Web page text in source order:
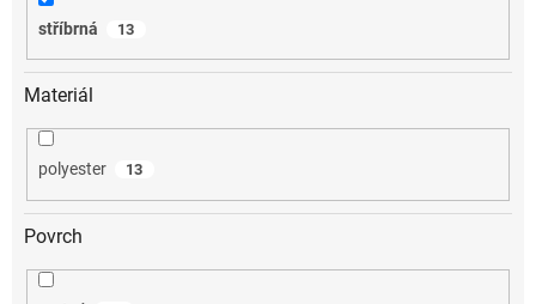
stříbrná 13
Materiál
polyester 13
Povrch